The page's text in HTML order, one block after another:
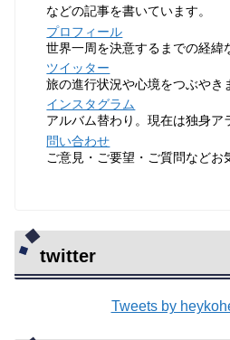
などの記事を書いています。
プロフィール
世界一周を決意するまでの経緯
ツイッター
旅の進行状況や心境をつぶやき
インスタグラム
アルバム替わり。現在は独身ア
問い合わせ
ご意見・ご要望・ご質問などお
twitter
Tweets by